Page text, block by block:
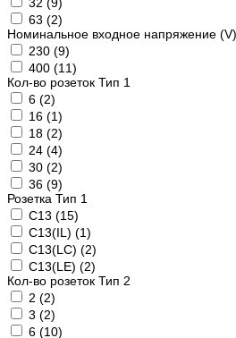
63 (2)
Номинальное входное напряжение (V)
230 (9)
400 (11)
Кол-во розеток Тип 1
6 (2)
16 (1)
18 (2)
24 (4)
30 (2)
36 (9)
Розетка Тип 1
C13 (15)
C13(IL) (1)
C13(LC) (2)
C13(LE) (2)
Кол-во розеток Тип 2
2 (2)
3 (2)
6 (10)